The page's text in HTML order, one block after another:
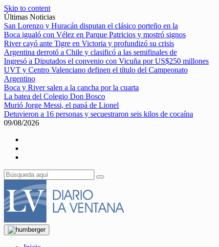
Skip to content
Últimas Noticias
San Lorenzo y Huracán disputan el clásico porteño en la
Boca igualó con Vélez en Parque Patricios y mostró signos
River cayó ante Tigre en Victoria y profundizó su crisis
Argentina derrotó a Chile y clasificó a las semifinales de
Ingresó a Diputados el convenio con Vicuña por US$250 millones
UVT y Centro Valenciano definen el título del Campeonato
Argentino
Boca y River salen a la cancha por la cuarta
La batea del Colegio Don Bosco
Murió Jorge Messi, el papá de Lionel
Detuvieron a 16 personas y secuestraron seis kilos de cocaína
09/08/2026